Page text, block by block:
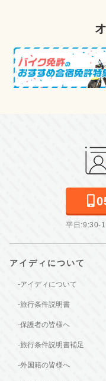
平日
アイディについて
-アイディについて
-旅行条件説明書
-保護者の皆様へ
-旅行条件説明書補足
-外国籍の皆様へ